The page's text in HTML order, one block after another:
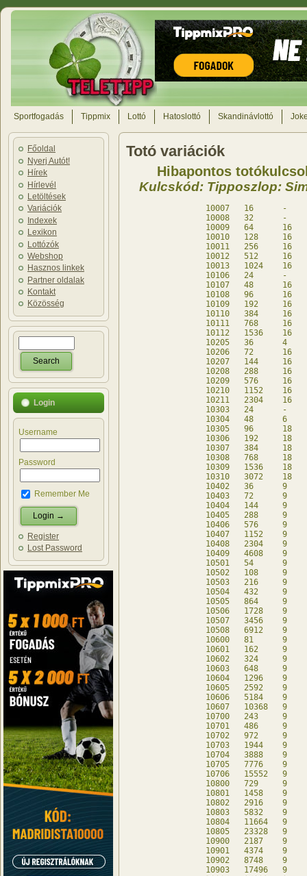
Sportfogadás Tippmix Lottó Hatoslottó Skandinávlottó
Főoldal
Nyerj Autót!
Hírek
Hírlevél
Letöltések
Variációk
Indexek
Lexikon
Lottózók
Webshop
Hasznos linkek
Partner oldalak
Kontakt
Közösség
Login
Username
Password
Remember Me
Register
Lost Password
Totó variációk
Hibapontos
Kulcskód: Tipposzlop:
10007	16	-	16	db
10008	32	-	32	db
10009	64	16	-	db
10010	128	16	-	db
10011	256	16	-	db
10012	512	16	-	db
10013	1024	16	-	db
10106	24	-	24	db
10107	48	16	-	db
10108	96	16	-	db
10109	192	16	-	db
10110	384	16	-	db
10111	768	16	-	db
10112	1536	16	-	db
10205	36	4	20	db
10206	72	16	-	db
10207	144	16	-	db
10208	288	16	-	db
10209	576	16	-	db
10210	1152	16	-	db
10211	2304	16	-	db
10303	24	-	24	db
10304	48	6	24	db
10305	96	18	-	db
10306	192	18	-	db
10307	384	18	-	db
10308	768	18	-	db
10309	1536	18	-	db
10310	3072	18	-	db
10402	36	9	-	db
10403	72	9	-	db
10404	144	9	-	db
10405	288	9	-	db
10406	576	9	-	db
10407	1152	9	-	db
10408	2304	9	-	db
10409	4608	9	-	db
10501	54	9	-	db
10502	108	9	-	db
10503	216	9	-	db
10504	432	9	-	db
10505	864	9	-	db
10506	1728	9	-	db
10507	3456	9	-	db
10508	6912	9	-	db
10600	81	9	-	db
10601	162	9	-	db
10602	324	9	-	db
10603	648	9	-	db
10604	1296	9	-	db
10605	2592	9	-	db
10606	5184	9	-	db
10607	10368	9	-	db
10700	243	9	-	db
10701	486	9	-	db
10702	972	9	-	db
10703	1944	9	-	db
10704	3888	9	-	db
10705	7776	9	-	db
10706	15552	9	-	db
10800	729	9	-	db
10801	1458	9	-	db
10802	2916	9	-	db
10803	5832	9	-	db
10804	11664	9	-	db
10805	23328	9	-	db
10900	2187	9	-	db
10901	4374	9	-	db
10902	8748	9	-	db
10903	17496	9	-	db